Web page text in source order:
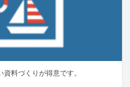
料づくりが得意です。